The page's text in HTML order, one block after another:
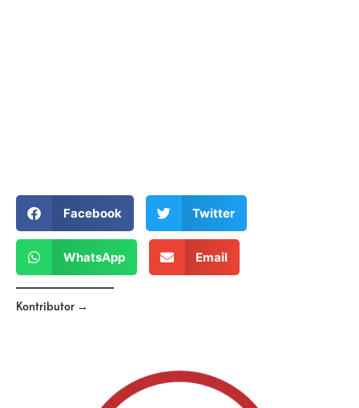
Facebook Twitter
WhatsApp Email
Kontributor →